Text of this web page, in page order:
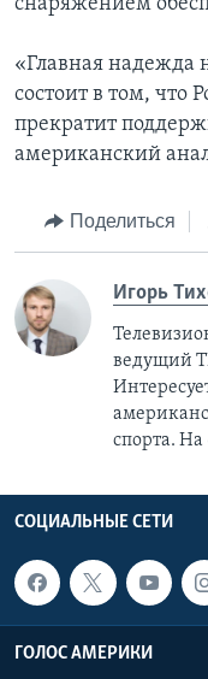
снаряжением
«Главная надежда
состоит в том, что
прекратит
американский
Поделиться
Игорь
ведущий
спорта. На
СОЦИАЛЬНЫЕ СЕТИ
ГОЛОС АМЕРИКИ